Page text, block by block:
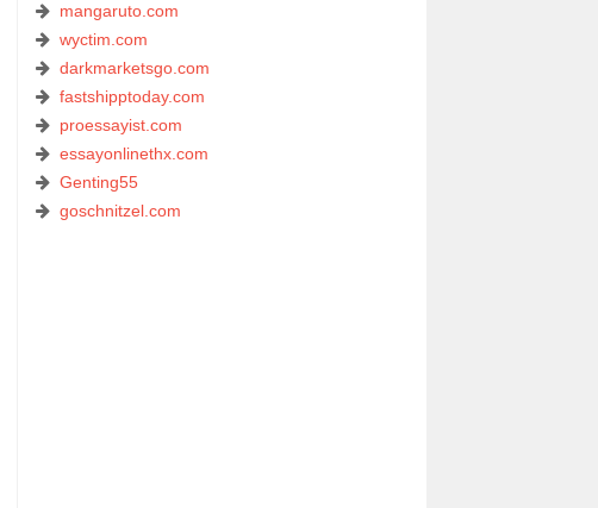
mangaruto.com
wyctim.com
darkmarketsgo.com
fastshipptoday.com
proessayist.com
essayonlinethx.com
Genting55
goschnitzel.com